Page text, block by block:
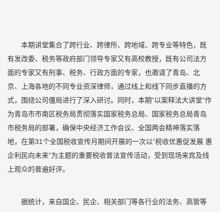
本期讲堂集合了跨行业、跨律所、跨地域、跨专业等特色，既
有发改委、税务等政府部门领导专家又有高校教授，既有公司法方
面的专家又有刑事、税务、行政方面的专家，也邀请了青岛、北
京、上海各地的不同专业资深律师，通过线上和线下同步直播的方
式，围绕公司僵局进行了深入研讨。同时，本期“以案释法大讲堂”作
为青岛市市南区税务局贯彻落实国家税务总局、国家税务总局青岛
市税务局的部署，确保中央经济工作会议、全国两会精神落实落
地，在第31个全国税收宣传月期间开展的一次以“税收优惠促发展 惠
企利民向未来”为主题的重要税收普法宣传活动，受到现场来宾及线
上观众的普遍好评。
据统计，来自国企、民企、相关部门等各行业的法务、高管等